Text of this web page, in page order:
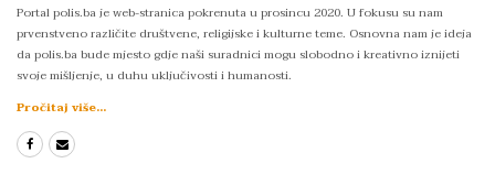
Portal polis.ba je web-stranica pokrenuta u prosincu 2020. U fokusu su nam
prvenstveno različite društvene, religijske i kulturne teme. Osnovna nam je ideja
da polis.ba bude mjesto gdje naši suradnici mogu slobodno i kreativno iznijeti
svoje mišljenje, u duhu uključivosti i humanosti.
Pročitaj više...